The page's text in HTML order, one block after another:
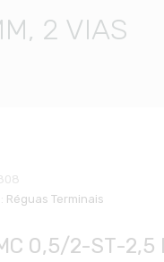
2 VIAS
Réguas Terminais
0,5/2-ST-2,5